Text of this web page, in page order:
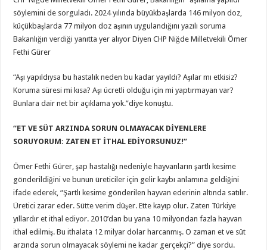
söylemini de sorguladı. 2024 yılında büyükbaşlarda 146 milyon doz,
küçükbaşlarda 77 milyon doz aşının uygulandığını yazılı soruma
Bakanlığın verdiği yanıtta yer alıyor Diyen CHP Niğde Milletvekili Ömer
Fethi Gürer
“Aşı yapıldıysa bu hastalık neden bu kadar yayıldı? Aşılar mı etkisiz?
Koruma süresi mi kısa? Aşı ücretli olduğu için mi yaptırmayan var?
Bunlara dair net bir açıklama yok.”diye konuştu.
“ET VE SÜT ARZINDA SORUN OLMAYACAK DİYENLERE
SORUYORUM: ZATEN ET İTHAL EDİYORSUNUZ!”
Ömer Fethi Gürer, şap hastalığı nedeniyle hayvanların şartlı kesime
gönderildiğini ve bunun üreticiler için gelir kaybı anlamına geldiğini
ifade ederek, “Şartlı kesime gönderilen hayvan ederinin altında satılır.
Üretici zarar eder. Sütte verim düşer. Ette kayıp olur. Zaten Türkiye
yıllardır et ithal ediyor. 2010’dan bu yana 10 milyondan fazla hayvan
ithal edilmiş. Bu ithalata 12 milyar dolar harcanmış. O zaman et ve süt
arzında sorun olmayacak söylemi ne kadar gerçekçi?” diye sordu.